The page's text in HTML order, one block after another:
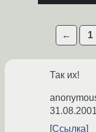
← 1
Так их!
Ссылка